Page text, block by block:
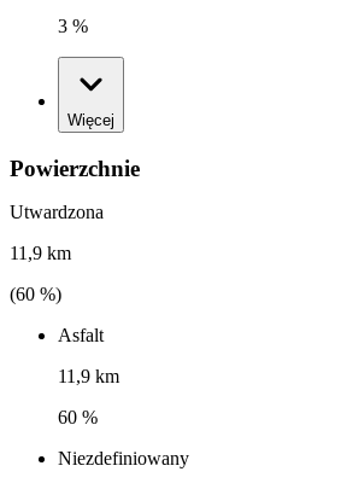
3 %
Więcej
Powierzchnie
Utwardzona
11,9 km
(60 %)
Asfalt
11,9 km
60 %
Niezdefiniowany